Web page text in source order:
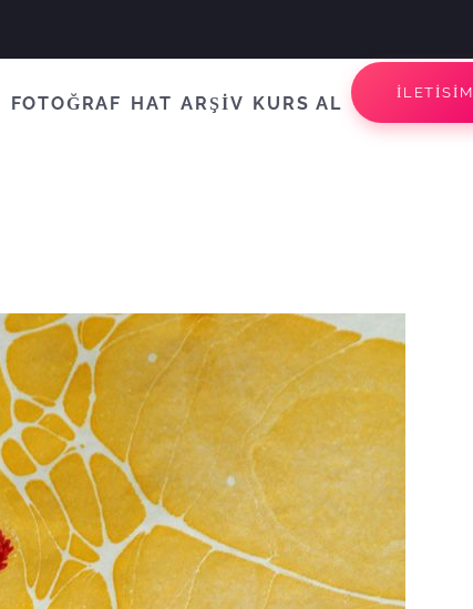
FOTOĞRAF HAT ARŞİV KURS AL
İLETİSİM